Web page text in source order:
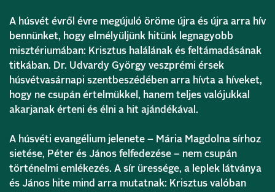
A húsvét évről évre megújuló öröme újra és újra arra hív
bennünket, hogy elmélyüljünk hitünk legnagyobb
misztériumában: Krisztus halálának és feltámadásának
titkában. Dr. Udvardy György veszprémi érsek
húsvétvasárnapi szentbeszédében arra hívta a híveket,
hogy ne csupán értelmükkel, hanem teljes valójukkal
akarjanak érteni és élni a hit ajándékával.
A húsvéti evangélium jelenete – Mária Magdolna sírhoz
sietése, Péter és János felfedezése – nem csupán
történelmi emlékezés. A sír üressége, a leplek látványa
és János hite mind arra mutatnak: Krisztus valóban